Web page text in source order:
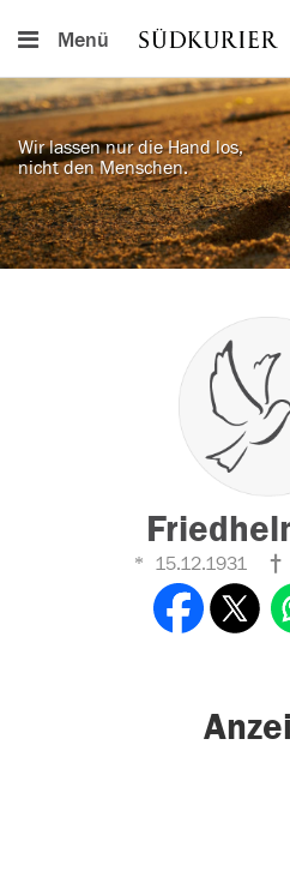
Menü
Wir lassen nur die Hand los,
nicht den Menschen.
15.12.1931